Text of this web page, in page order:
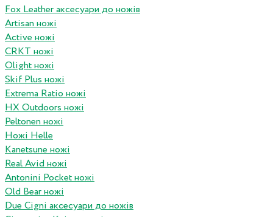
Fox Leather аксесуари до ножів
Artisan ножі
Active ножі
CRKT ножі
Olight ножі
Skif Plus ножі
Extrema Ratio ножі
HX Outdoors ножі
Peltonen ножі
Ножі Helle
Kanetsune ножі
Real Avid ножі
Antonini Pocket ножі
Old Bear ножі
Due Cigni аксесуари до ножів